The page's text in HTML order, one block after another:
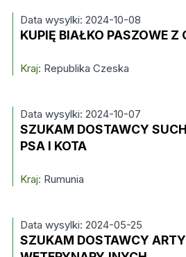
Data wysylki: 2024-10-08
KUPIĘ BIAŁKO PASZOWE Z
Kraj: Republika Czeska
Data wysylki: 2024-10-07
SZUKAM DOSTAWCY
PSA I KOTA
Kraj: Rumunia
Data wysylki: 2024-05-25
SZUKAM DOSTAWCY